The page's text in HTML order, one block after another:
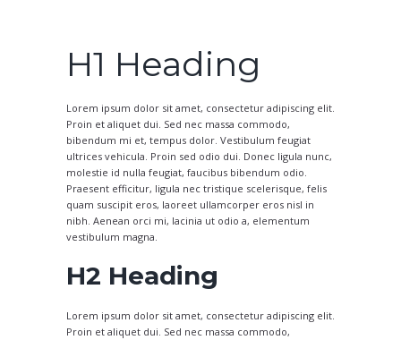
H1 Heading
Lorem ipsum dolor sit amet, consectetur adipiscing elit.
Proin et aliquet dui. Sed nec massa commodo,
bibendum mi et, tempus dolor. Vestibulum feugiat
ultrices vehicula. Proin sed odio dui. Donec ligula nunc,
molestie id nulla feugiat, faucibus bibendum odio.
Praesent efficitur, ligula nec tristique scelerisque, felis
quam suscipit eros, laoreet ullamcorper eros nisl in
nibh. Aenean orci mi, lacinia ut odio a, elementum
vestibulum magna.
H2 Heading
Lorem ipsum dolor sit amet, consectetur adipiscing elit.
Proin et aliquet dui. Sed nec massa commodo,